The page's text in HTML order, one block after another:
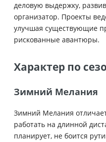
деловую выдержку,
организатор. Проекты
улучшая существующие
рискованные авантюры.
Характер по
Зимний Мелания
Зимний Мелания
работать на длинной
планирует, не боится